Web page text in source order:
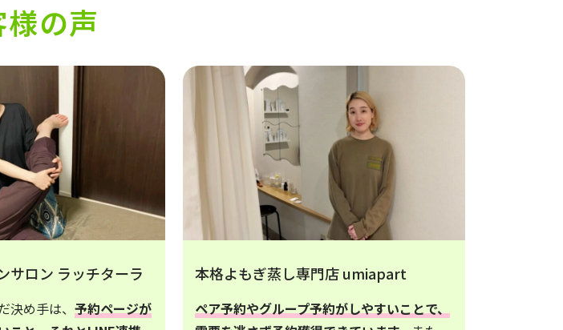
様の声
サロン ラッチターラ
決め手は、 予約ページが
本格よもぎ蒸し専門店 umiapart
ペア予約やグループ予約がしやすいことで、